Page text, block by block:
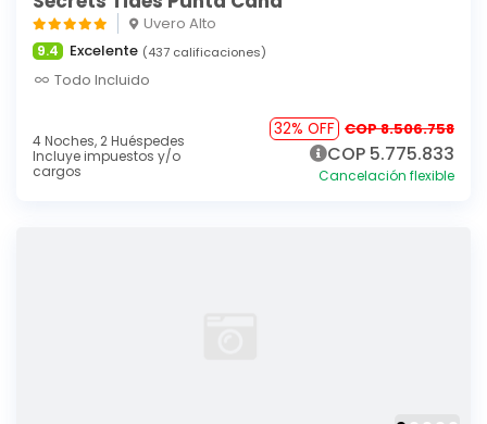
Uvero Alto
9.4 Excelente (437 calificaciones)
Todo Incluido
4 Noches, 2 Huéspedes
Incluye impuestos y/o
cargos
32% OFF COP 8.506.758
COP 5.775.833
Cancelación flexible